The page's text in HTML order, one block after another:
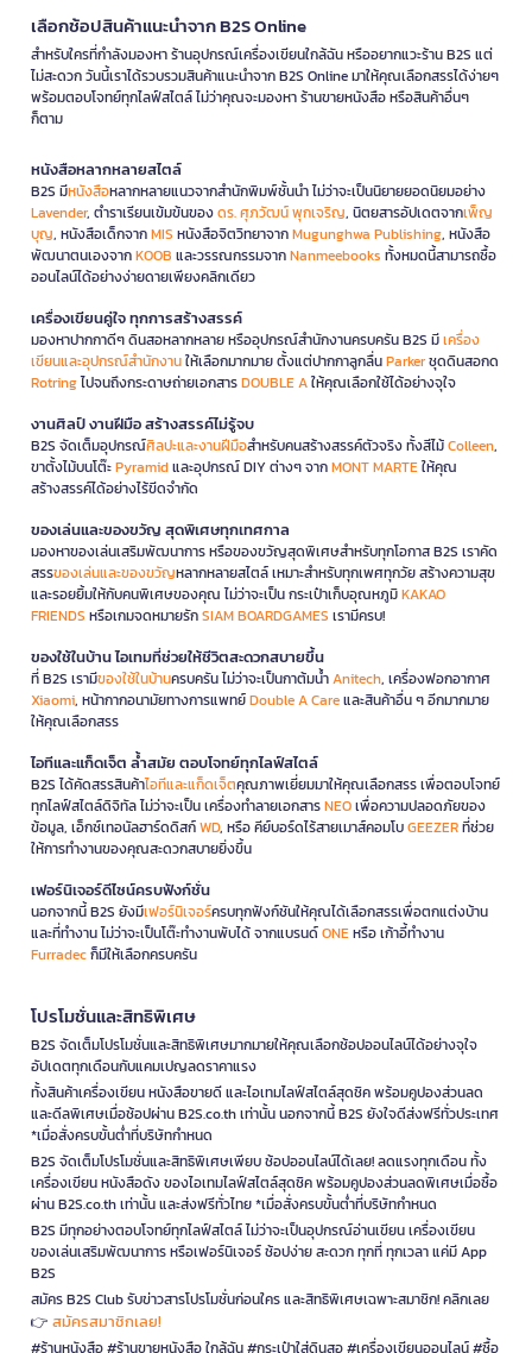
เลือกช้อปสินค้าแนะนำจาก B2S Online
สำหรับใครที่กำลังมองหา ร้านอุปกรณ์เครื่องเขียนใกล้ฉัน หรืออยากแวะร้าน B2S แต่
ไม่สะดวก วันนี้เราได้รวบรวมสินค้าแนะนำจาก B2S Online มาให้คุณเลือกสรรได้ง่ายๆ
พร้อมตอบโจทย์ทุกไลฟ์สไตล์ ไม่ว่าคุณจะมองหา ร้านขายหนังสือ หรือสินค้าอื่นๆ
ก็ตาม
หนังสือหลากหลายสไตล์
B2S มีหนังสือหลากหลายแนวจากสำนักพิมพ์ชั้นนำ ไม่ว่าจะเป็นนิยายยอดนิยมอย่าง
Lavender, ตำราเรียนเข้มข้นของดร. ศุภวัฒน์ พุกเจริญ, นิตยสารอัปเดตจากเพ็ญ
บุญ, หนังสือเด็กจากMIS หนังสือจิตวิทยาจากMugunghwa Publishing, หนังสือ
พัฒนาตนเองจากKOOB และวรรณกรรมจากNanmeebooks ทั้งหมดนี้สามารถซื้อ
ออนไลน์ได้อย่างง่ายดายเพียงคลิกเดียว
เครื่องเขียนคู่ใจ ทุกการสร้างสรรค์
มองหาปากกาดีๆ ดินสอหลากหลาย หรืออุปกรณ์สำนักงานครบครัน B2S มีเครื่อง
เขียนและอุปกรณ์สำนักงานให้เลือกมากมาย ตั้งแต่ปากกาลูกลื่นParkerชุดดินสอกด
Rotringไปจนถึงกระดาษถ่ายเอกสารDOUBLE Aให้คุณเลือกใช้ได้อย่างจุใจ
งานศิลป์ งานฝีมือ สร้างสรรค์ไม่รู้จบ
B2S จัดเต็มอุปกรณ์ศิลปะและงานฝีมือสำหรับคนสร้างสรรค์ตัวจริง ทั้งสีไม้Colleen,
ขาตั้งไม้บนโต๊ะPyramidและอุปกรณ์ DIY ต่างๆ จากMONT MARTEให้คุณ
สร้างสรรค์ได้อย่างไร้ขีดจำกัด
ของเล่นและของขวัญ สุดพิเศษทุกเทศกาล
มองหาของเล่นเสริมพัฒนาการ หรือของขวัญสุดพิเศษสำหรับทุกโอกาส B2S เราคัด
สรรของเล่นและของขวัญหลากหลายสไตล์ เหมาะสำหรับทุกเพศทุกวัย สร้างความสุข
และรอยยิ้มให้กับคนพิเศษของคุณ ไม่ว่าจะเป็น กระเป๋าเก็บอุณหภูมิKAKAO
FRIENDS หรือเกมจดหมายรักSIAM BOARDGAMES เรามีครบ!
ของใช้ในบ้าน ไอเทมที่ช่วยให้ชีวิตสะดวกสบายขึ้น
ที่ B2S เรามีของใช้ในบ้านครบครัน ไม่ว่าจะเป็นกาต้มน้ำAnitech, เครื่องฟอกอากาศ
Xiaomi, หน้ากากอนามัยทางการแพทย์Double A Careและสินค้าอื่น ๆ อีกมากมาย
ให้คุณเลือกสรร
ไอทีและแก็ดเจ็ต ล้ำสมัย ตอบโจทย์ทุกไลฟ์สไตล์
B2S ได้คัดสรรสินค้าไอทีและแก็ดเจ็ตคุณภาพเยี่ยมมาให้คุณเลือกสรร เพื่อตอบโจทย์
ทุกไลฟ์สไตล์ดิจิทัล ไม่ว่าจะเป็น เครื่องทำลายเอกสารNEOเพื่อความปลอดภัยของ
ข้อมูล, เอ็กซ์เทอนัลฮาร์ดดิสก์WD, หรือ คีย์บอร์ดไร้สายเมาส์คอมโบGEEZERที่ช่วย
ให้การทำงานของคุณสะดวกสบายยิ่งขึ้น
เฟอร์นิเจอร์ดีไซน์ครบฟังก์ชั่น
นอกจากนี้ B2S ยังมีเฟอร์นิเจอร์ครบทุกฟังก์ชันให้คุณได้เลือกสรรเพื่อตกแต่งบ้าน
และที่ทำงาน ไม่ว่าจะเป็นโต๊ะทำงานพับได้ จากแบรนด์ONEหรือ เก้าอี้ทำงาน
Furradecก็มีให้เลือกครบครัน
โปรโมชั่นและสิทธิพิเศษ
B2S จัดเต็มโปรโมชั่นและสิทธิพิเศษมากมายให้คุณเลือกช้อปออนไลน์ได้อย่างจุใจ
อัปเดตทุกเดือนกับแคมเปญลดราคาแรง
ทั้งสินค้าเครื่องเขียน หนังสือขายดี และไอเทมไลฟ์สไตล์สุดชิค พร้อมคูปองส่วนลด
และดีลพิเศษเมื่อช้อปผ่าน B2S.co.th เท่านั้น นอกจากนี้ B2S ยังใจดีส่งฟรีทั่วประเทศ
*เมื่อสั่งครบขั้นต่ำที่บริษัทกำหนด
B2S จัดเต็มโปรโมชั่นและสิทธิพิเศษเพียบ ช้อปออนไลน์ได้เลย! ลดแรงทุกเดือน ทั้ง
เครื่องเขียน หนังสือดัง ของไอเทมไลฟ์สไตล์สุดชิค พร้อมคูปองส่วนลดพิเศษเมื่อซื้อ
ผ่าน B2S.co.th เท่านั้น และส่งฟรีทั่วไทย *เมื่อสั่งครบขั้นต่ำที่บริษัทกำหนด
B2S มีทุกอย่างตอบโจทย์ทุกไลฟ์สไตล์ ไม่ว่าจะเป็นอุปกรณ์อ่านเขียน เครื่องเขียน
ของเล่นเสริมพัฒนาการ หรือเฟอร์นิเจอร์ ช้อปง่าย สะดวก ทุกที่ ทุกเวลา แค่มี App
B2S
สมัคร B2S Club รับข่าวสารโปรโมชั่นก่อนใคร และสิทธิพิเศษเฉพาะสมาชิก! คลิกเลย
👉 สมัครสมาชิกเลย!
#ร้านหนังสือ #ร้านขายหนังสือ ใกล้ฉัน #กระเป๋าใส่ดินสอ #เครื่องเขียนออนไลน์ #ซื้อ